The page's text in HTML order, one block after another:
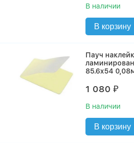
В наличии
В корзину
Пауч
85.6х54
1 080₽
В наличии
В корзину